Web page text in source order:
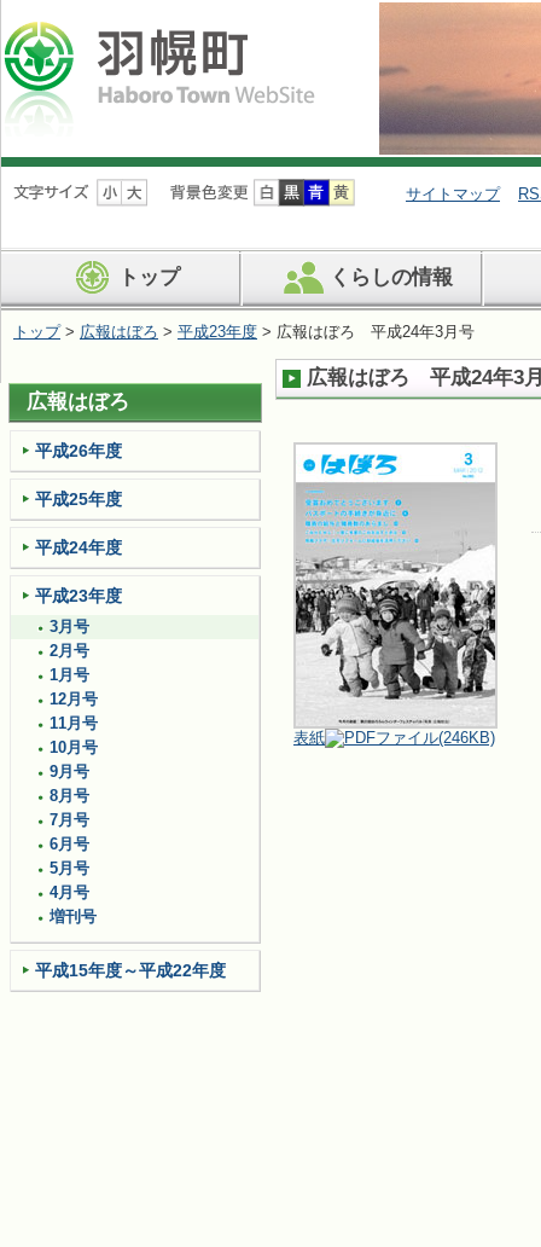
ナ
ビ
ン
を
す
サイトマップ
トップ くらしの情報
トップ> 広報はぼろ > 平成23年度 > 広報はぼろ 平成24年3月号
広報はぼろ 平成24年3
表紙 (246KB)
広報はぼろ
平成26年度
平成25年度
平成24年度
平成23年度
3月号
2月号
1月号
12月号
11月号
10月号
9月号
8月号
7月号
6月号
5月号
4月号
増刊号
平成15年度～平成22年度